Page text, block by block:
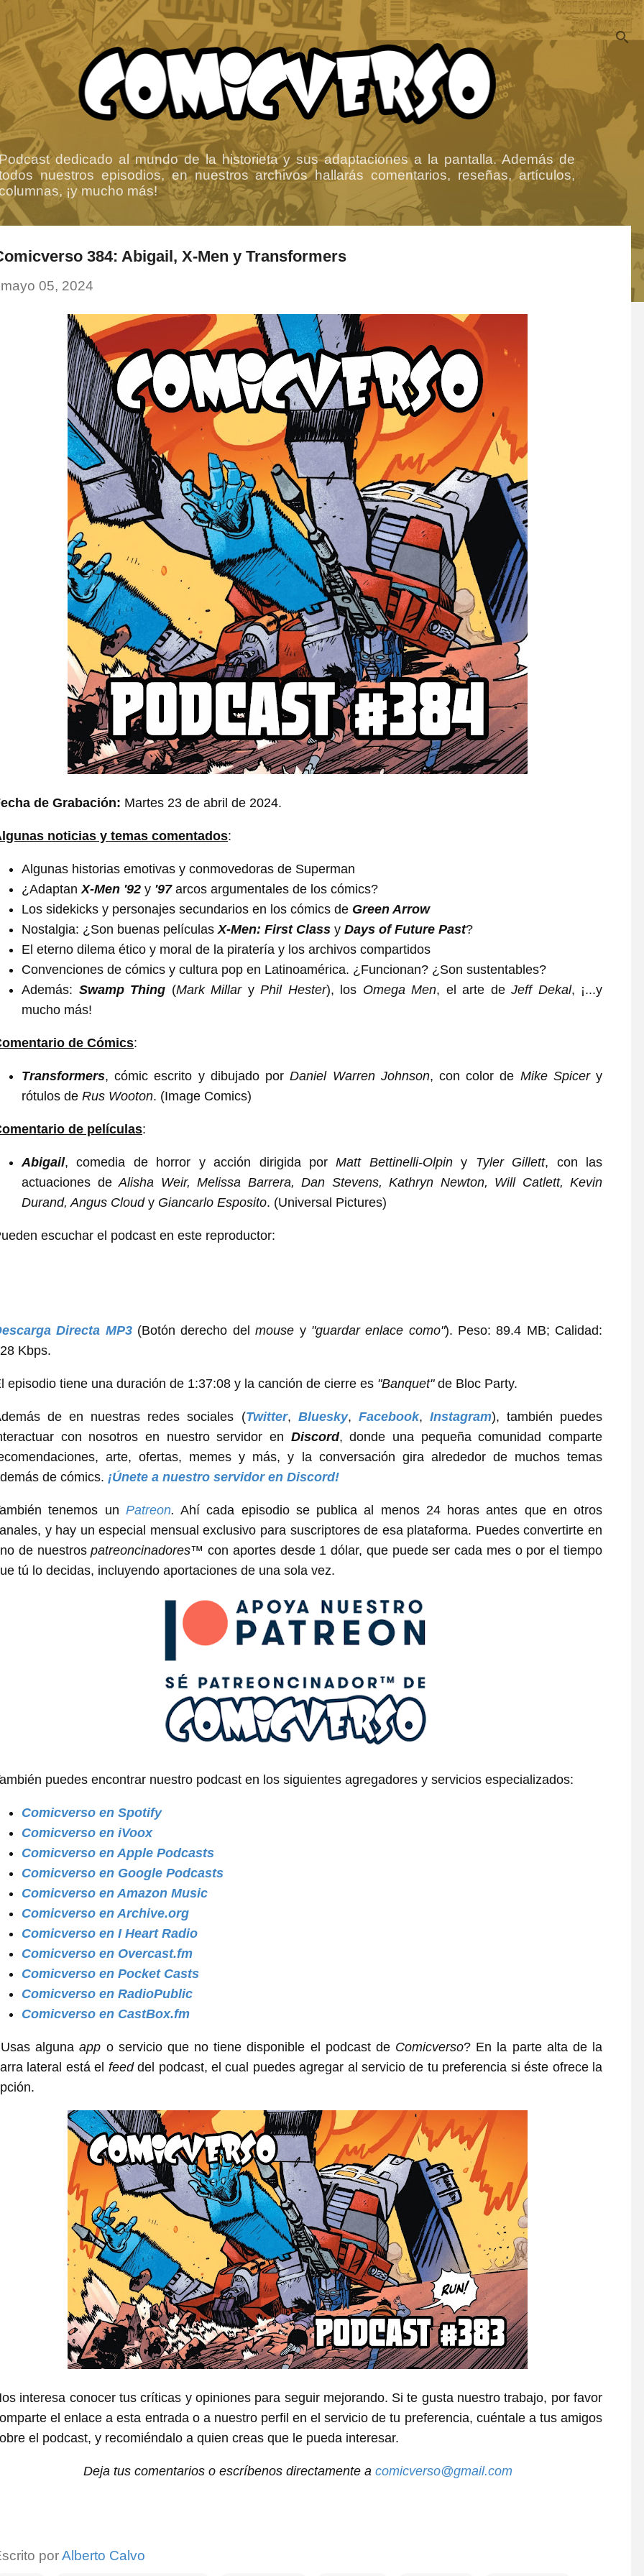
Ir al contenido principal
dedicado al mundo de la historieta y sus adaptaciones a la pantalla. Además de
nuestros episodios, en nuestros archivos hallarás comentarios, reseñas, artículos,
¡y mucho más!
384: Abigail, X-Men y Transformers
mayo 05, 2024
de Grabación: Martes 23 de abril de 2024.
noticias y temas comentados:
Algunas historias emotivas y conmovedoras de Superman
¿AdaptanX-Men '92 y '97arcos argumentales de los cómics?
Los sidekicks y personajes secundarios en los cómics de Green Arrow
Nostalgia: ¿Son buenas películasX-Men: First Class y Days of Future Past?
El eterno dilema ético y moral de la piratería y los archivos compartidos
Convenciones de cómics y cultura pop en Latinoamérica. ¿Funcionan? ¿Son sustentables?
Además: Swamp Thing (Mark Millary Phil Hester), los Omega Men, el arte de Jeff Dekal, ¡...y
mucho más!
de Cómics:
Transformers, cómic escrito y dibujado porDaniel Warren Johnson, con color de Mike Spicery
rótulos de Rus Wooton. (Image Comics)
de películas:
Abigail, comedia de horror y acción dirigida porMatt Bettinelli-Olpiny Tyler Gillett, con las
actuaciones deAlisha Weir, Melissa Barrera, Dan Stevens, Kathryn Newton, Will Catlett, Kevin
Durand, Angus Cloudy Giancarlo Esposito. (Universal Pictures)
escuchar el podcast en este reproductor:
Directa MP3(Botón derecho delmouse y "guardar enlace como"). Peso: 89.4 MB; Calidad:
Kbps.
episodio tiene una duración de 1:37:08 y la canción de cierre es "Banquet"de Bloc Party.
de en nuestras redes sociales (Twitter, Bluesky, Facebook, Instagram), también puedes
con nosotros en nuestro servidor en Discord, donde una pequeña comunidad comparte
arte, ofertas, memes y más, y la conversación gira alrededor de muchos temas
de cómics. ¡Únete a nuestro servidor en Discord!
tenemos un Patreon. Ahí cada episodio se publica al menos 24 horas antes que en otros
y hay un especial mensual exclusivo para suscriptores de esa plataforma. Puedes convertirte en
de nuestrospatreoncinadores™ con aportes desde 1 dólar, que puede ser cada mes o por el tiempo
tú lo decidas, incluyendo aportaciones de una sola vez.
puedes encontrar nuestro podcast en los siguientes agregadores y servicios especializados:
Comicverso en Spotify
Comicverso en iVoox
Comicverso en Apple Podcasts
Comicverso en Google Podcasts
Comicverso en Amazon Music
Comicverso en Archive.org
Comicverso en I Heart Radio
Comicverso en Overcast.fm
Comicverso en Pocket Casts
Comicverso en RadioPublic
Comicverso en CastBox.fm
algunaapp o servicio que no tiene disponible el podcast de Comicverso? En la parte alta de la
lateral está el feeddel podcast, el cual puedes agregar al servicio de tu preferencia si éste ofrece la
interesa conocer tus críticas y opiniones para seguir mejorando. Si te gusta nuestro trabajo, por favor
el enlace a esta entrada o a nuestro perfil en el servicio de tu preferencia, cuéntale a tus amigos
el podcast, y recomiéndalo a quien creas que le pueda interesar.
Deja tus comentarios o escríbenos directamente a comicverso@gmail.com
porAlberto Calvo